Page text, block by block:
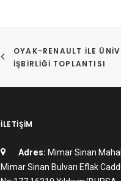
OYAK-RENAULT ILE
İŞBIRLIĞI TOPLANTISI
İLETIŞIM
Adres: Mimar Sinan
Mimar Sinan Bulvarı Eflak